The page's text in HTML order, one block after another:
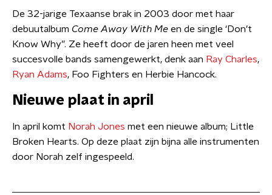
De 32-jarige Texaanse brak in 2003 door met haar
debuutalbum Come Away With Me en de single ‘Don’t
Know Why”. Ze heeft door de jaren heen met veel
succesvolle bands samengewerkt, denk aan Ray Charles,
Ryan Adams, Foo Fighters en Herbie Hancock.
Nieuwe plaat in april
In april komt Norah Jones met een nieuwe album; Little
Broken Hearts. Op deze plaat zijn bijna alle instrumenten
door Norah zelf ingespeeld.